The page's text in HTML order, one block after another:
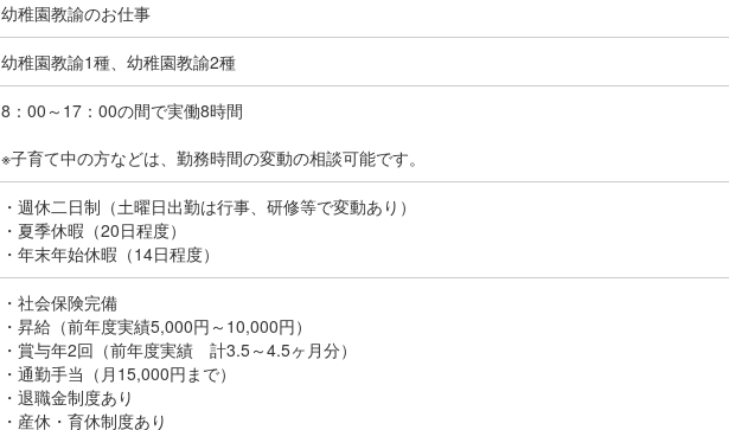
幼稚園教諭のお仕事
幼稚園教諭1種、幼稚園教諭2種
8：00～17：00の間で実働8時間
※子育て中の方などは、勤務時間の変動の相談可能です。
・週休二日制（土曜日出勤は行事、研修等で変動あり）
・夏季休暇（20日程度）
・年末年始休暇（14日程度）
・社会保険完備
・昇給（前年度実績5,000円～10,000円）
・賞与年2回（前年度実績 計3.5～4.5ヶ月分）
・通勤手当（月15,000円まで）
・退職金制度あり
・産休・育休制度あり